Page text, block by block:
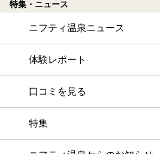
特集・ニュース
ニフティ温泉ニュース
体験レポート
口コミを見る
特集